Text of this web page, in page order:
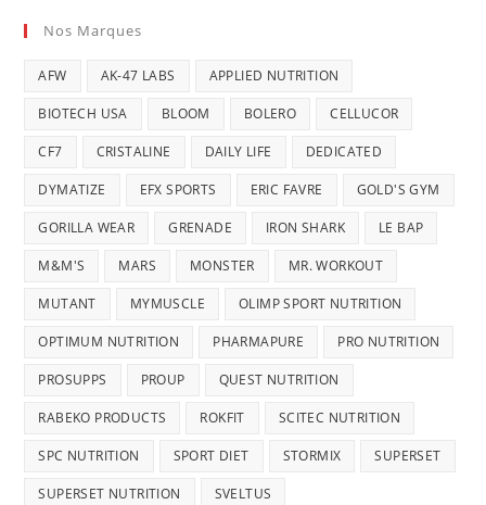
Nos Marques
AFW AK-47 LABS APPLIED NUTRITION
BIOTECH USA BLOOM BOLERO CELLUCOR
CF7 CRISTALINE DAILY LIFE DEDICATED
DYMATIZE EFX SPORTS ERIC FAVRE GOLD'S GYM
GORILLA WEAR GRENADE IRON SHARK LE BAP
M&M'S MARS MONSTER MR. WORKOUT
MUTANT MYMUSCLE OLIMP SPORT NUTRITION
OPTIMUM NUTRITION PHARMAPURE PRO NUTRITION
PROSUPPS PROUP QUEST NUTRITION
RABEKO PRODUCTS ROKFIT SCITEC NUTRITION
SPC NUTRITION SPORT DIET STORMIX SUPERSET
SUPERSET NUTRITION SVELTUS